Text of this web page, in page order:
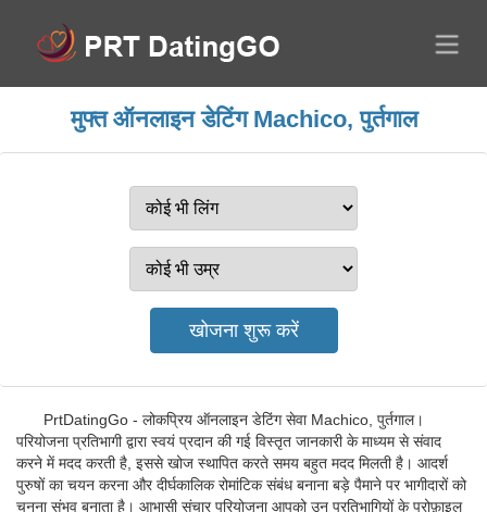
मुफ्त ऑनलाइन डेटिंग Machico, पुर्तगाल
PrtDatingGo - लोकप्रिय ऑनलाइन डेटिंग सेवा Machico, पुर्तगाल।
परियोजना प्रतिभागी द्वारा स्वयं प्रदान की गई विस्तृत जानकारी के माध्यम से संवाद
करने में मदद करती है, इससे खोज स्थापित करते समय बहुत मदद मिलती है। आदर्श
पुरुषों का चयन करना और दीर्घकालिक रोमांटिक संबंध बनाना बड़े पैमाने पर भागीदारों को
चुनना संभव बनाता है। आभासी संचार परियोजना आपको उन प्रतिभागियों के प्रोफ़ाइल